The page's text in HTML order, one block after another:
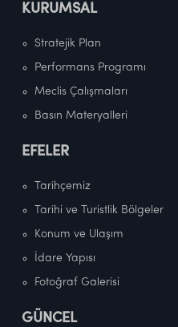
KURUMSAL
Stratejik Plan
Performans Programı
Meclis Çalışmaları
Basın Materyalleri
EFELER
Tarihçemiz
Tarihi ve Turistlik Bölgeler
Konum ve Ulaşım
İdare Yapısı
Fotoğraf Galerisi
GÜNCEL